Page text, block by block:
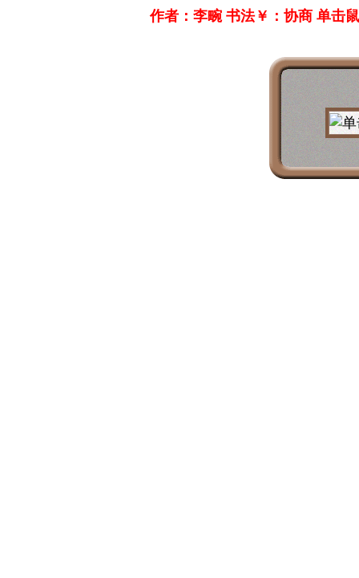
作者：李畹 书法￥：协商 单击